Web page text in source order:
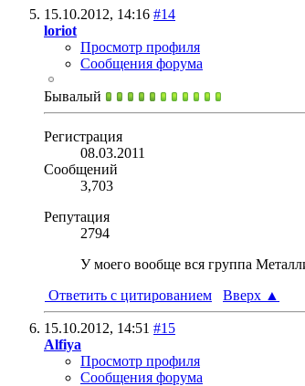
15.10.2012, 14:16 #14
loriot
Просмотр профиля
Сообщения форума
Бывалый
Регистрация
08.03.2011
Сообщений
3,703
Репутация
2794
У моего вообще вся группа
Ответить с цитированием
Вверх ▲
15.10.2012, 14:51 #15
Alfiya
Просмотр профиля
Сообщения форума